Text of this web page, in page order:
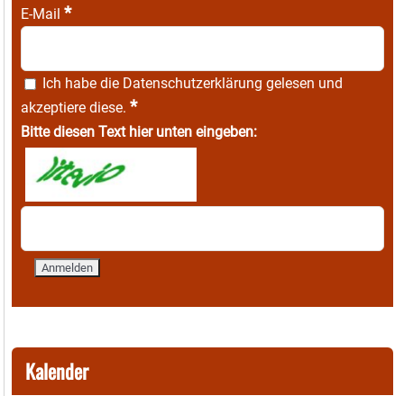
E-Mail *
Ich habe die Datenschutzerklärung gelesen und
akzeptiere diese. *
Bitte diesen Text hier unten eingeben:
Kalender